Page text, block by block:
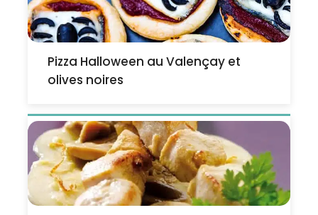
Pizza Halloween au Valençay et
olives noires